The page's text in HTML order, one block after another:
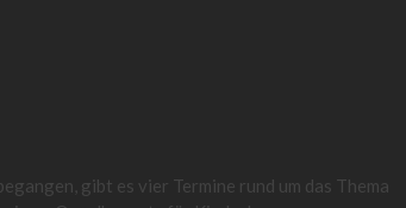
gibt es vier Termine rund um das Thema